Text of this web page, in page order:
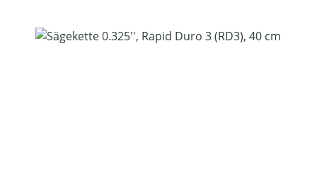
Bildergalerie überspringen